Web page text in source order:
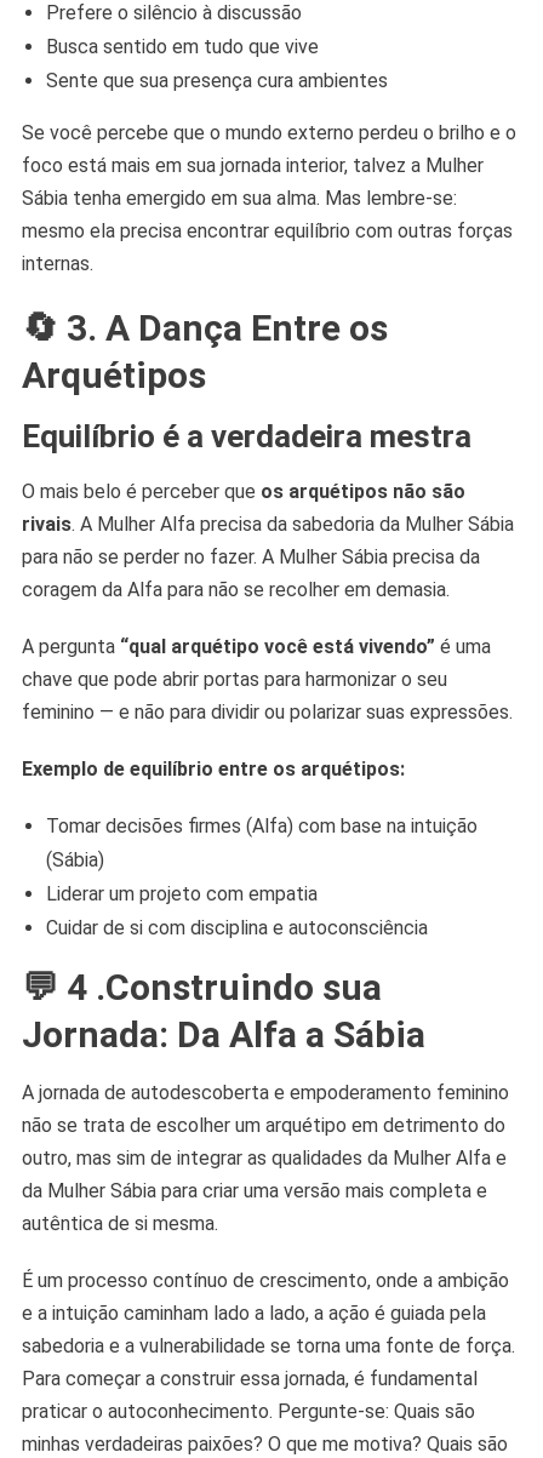
Prefere o silêncio à discussão
Busca sentido em tudo que vive
Sente que sua presença cura ambientes
Se você percebe que o mundo externo perdeu o brilho e o
foco está mais em sua jornada interior, talvez a Mulher
Sábia tenha emergido em sua alma. Mas lembre-se:
mesmo ela precisa encontrar equilíbrio com outras forças
internas.
🔄 3. A Dança Entre os
Arquétipos
Equilíbrio é a verdadeira mestra
O mais belo é perceber que os arquétipos não são
rivais. A Mulher Alfa precisa da sabedoria da Mulher Sábia
para não se perder no fazer. A Mulher Sábia precisa da
coragem da Alfa para não se recolher em demasia.
A pergunta “qual arquétipo você está vivendo” é uma
chave que pode abrir portas para harmonizar o seu
feminino — e não para dividir ou polarizar suas expressões.
Exemplo de equilíbrio entre os arquétipos:
Tomar decisões firmes (Alfa) com base na intuição
(Sábia)
Liderar um projeto com empatia
Cuidar de si com disciplina e autoconsciência
💬 4 .Construindo sua
Jornada: Da Alfa a Sábia
A jornada de autodescoberta e empoderamento feminino
não se trata de escolher um arquétipo em detrimento do
outro, mas sim de integrar as qualidades da Mulher Alfa e
da Mulher Sábia para criar uma versão mais completa e
autêntica de si mesma.
É um processo contínuo de crescimento, onde a ambição
e a intuição caminham lado a lado, a ação é guiada pela
sabedoria e a vulnerabilidade se torna uma fonte de força.
Para começar a construir essa jornada, é fundamental
praticar o autoconhecimento. Pergunte-se: Quais são
minhas verdadeiras paixões? O que me motiva? Quais são